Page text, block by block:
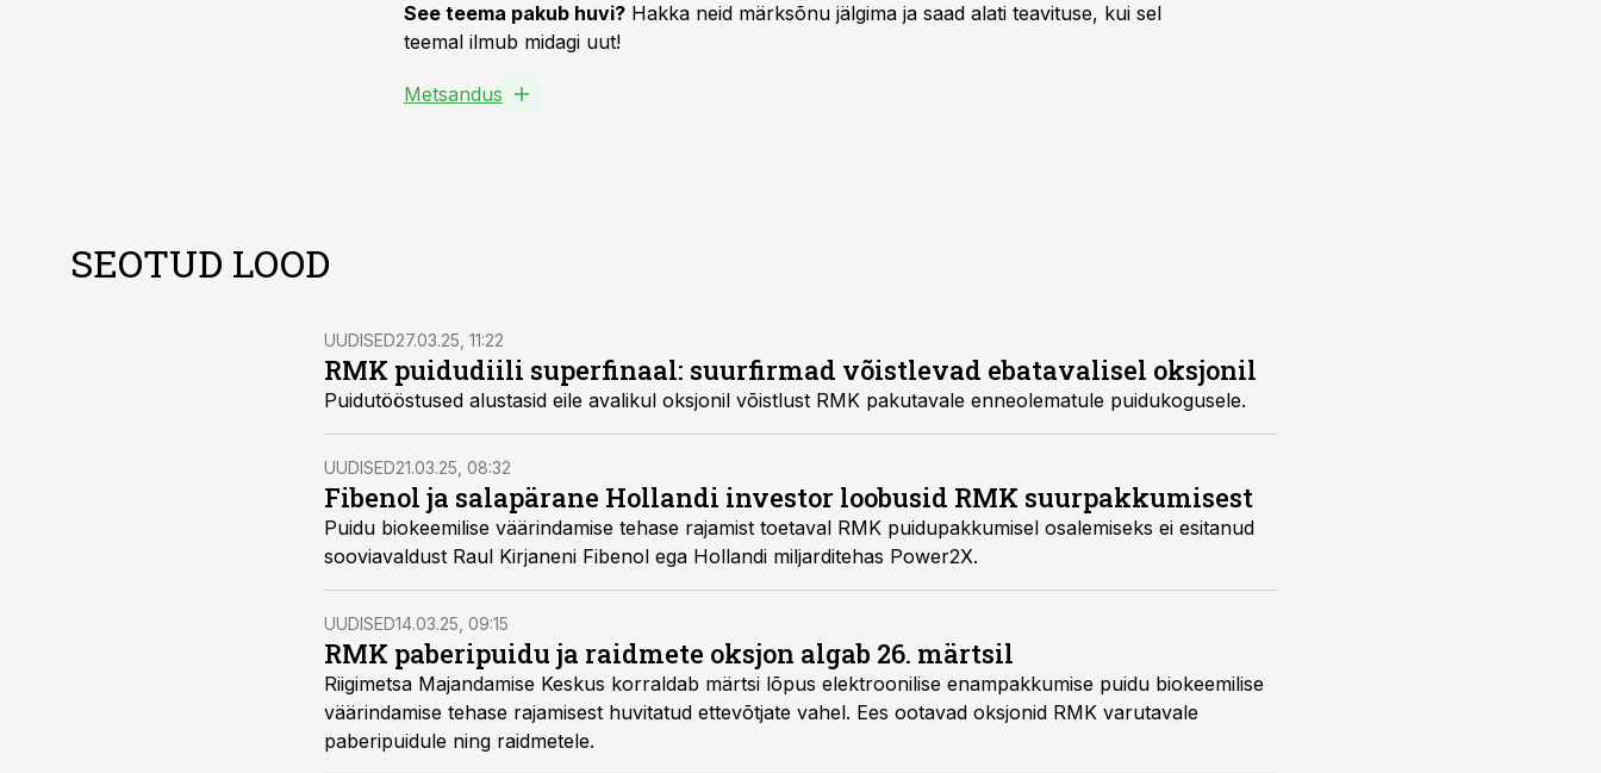
See teema pakub huvi? Hakka neid märksõnu jälgima ja saad alati teavituse, kui sel
teemal ilmub midagi uut!
Metsandus
SEOTUD LOOD
UUDISED27.03.25, 11:22
RMK puidudiili superfinaal: suurfirmad võistlevad ebatavalisel oksjonil
Puidutööstused alustasid eile avalikul oksjonil võistlust RMK pakutavale enneolematule puidukogusele.
UUDISED21.03.25, 08:32
Fibenol ja salapärane Hollandi investor loobusid RMK suurpakkumisest
Puidu biokeemilise väärindamise tehase rajamist toetaval RMK puidupakkumisel osalemiseks ei esitanud
sooviavaldust Raul Kirjaneni Fibenol ega Hollandi miljarditehas Power2X.
UUDISED14.03.25, 09:15
RMK paberipuidu ja raidmete oksjon algab 26. märtsil
Riigimetsa Majandamise Keskus korraldab märtsi lõpus elektroonilise enampakkumise puidu biokeemilise
väärindamise tehase rajamisest huvitatud ettevõtjate vahel. Ees ootavad oksjonid RMK varutavale
paberipuidule ning raidmetele.